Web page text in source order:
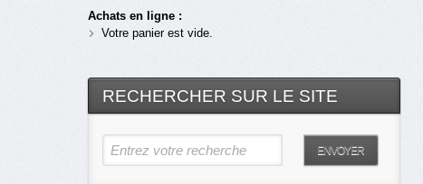
Achats en ligne :
Votre panier est vide.
RECHERCHER SUR LE SITE
Entrez votre recherche ENVOYER